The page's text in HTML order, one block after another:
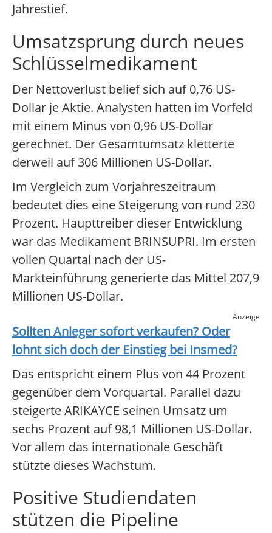
Jahrestief.
Umsatzsprung durch neues
Schlüsselmedikament
Der Nettoverlust belief sich auf 0,76 US-
Dollar je Aktie. Analysten hatten im Vorfeld
mit einem Minus von 0,96 US-Dollar
gerechnet. Der Gesamtumsatz kletterte
derweil auf 306 Millionen US-Dollar.
Im Vergleich zum Vorjahreszeitraum
bedeutet dies eine Steigerung von rund 230
Prozent. Haupttreiber dieser Entwicklung
war das Medikament BRINSUPRI. Im ersten
vollen Quartal nach der US-
Markteinführung generierte das Mittel 207,9
Millionen US-Dollar.
Anzeige
Sollten Anleger sofort verkaufen? Oder
lohnt sich doch der Einstieg bei Insmed?
Das entspricht einem Plus von 44 Prozent
gegenüber dem Vorquartal. Parallel dazu
steigerte ARIKAYCE seinen Umsatz um
sechs Prozent auf 98,1 Millionen US-Dollar.
Vor allem das internationale Geschäft
stützte dieses Wachstum.
Positive Studiendaten
stützen die Pipeline